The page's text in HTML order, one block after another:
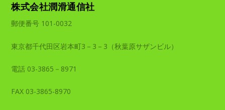
株式会社潤滑通信社
郵便番号 101-0032
東京都千代田区岩本町3－3－3（秋葉原サザンビル）
電話 03-3865－8971
FAX 03-3865-8970